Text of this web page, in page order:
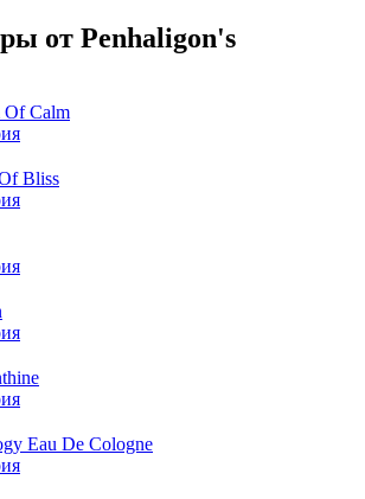
от Penhaligon's
Of Calm
Bliss
Eau De Cologne